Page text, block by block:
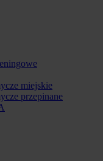
miejskie
przepinane